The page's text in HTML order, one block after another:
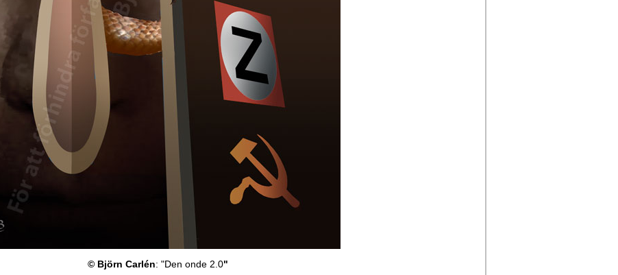
© Björn Carlén: "Den onde 2.0"